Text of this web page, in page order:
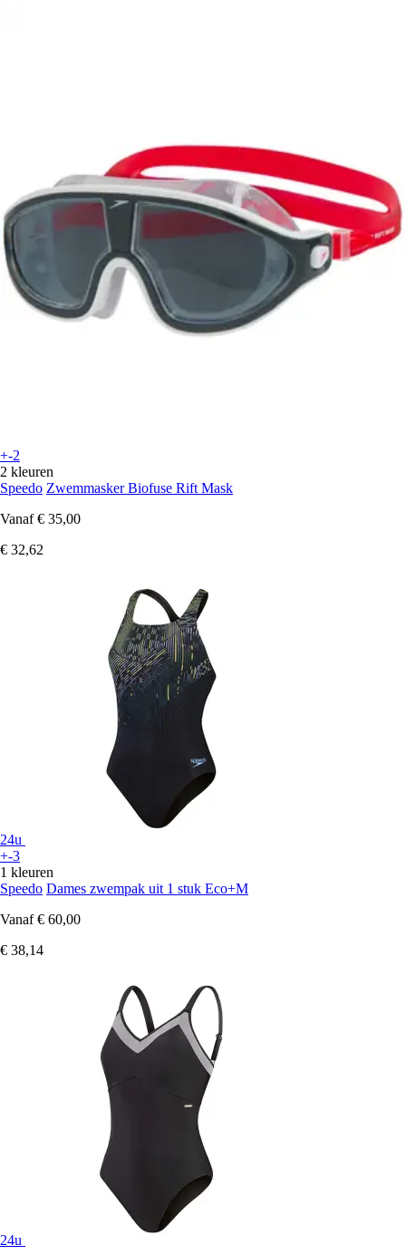
+-2
2 kleuren
Speedo Zwemmasker Biofuse Rift Mask
Vanaf € 35,00
€ 32,62
24u
+-3
1 kleuren
Speedo Dames zwempak uit 1 stuk Eco+M
Vanaf € 60,00
€ 38,14
24u